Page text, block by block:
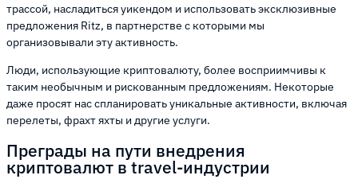
трассой, насладиться уикендом и использовать эксклюзивные
предложения Ritz, в партнерстве с которыми мы
организовывали эту активность.
Люди, использующие криптовалюту, более восприимчивы к
таким необычным и рискованным предложениям. Некоторые
даже просят нас спланировать уникальные активности, включая
перелеты, фрахт яхты и другие услуги.
Преграды на пути внедрения
криптовалют в travel-индустрии